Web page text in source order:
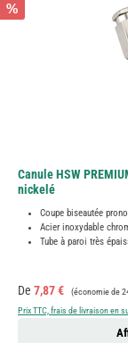
%
Canule HSW
nickelé
Coupe biseautée
Acier inoxydable
Tube à paroi très
Prix de vente :
De 7,87 € Prix régulier :
(économie de
Prix TTC, frais de livraison en